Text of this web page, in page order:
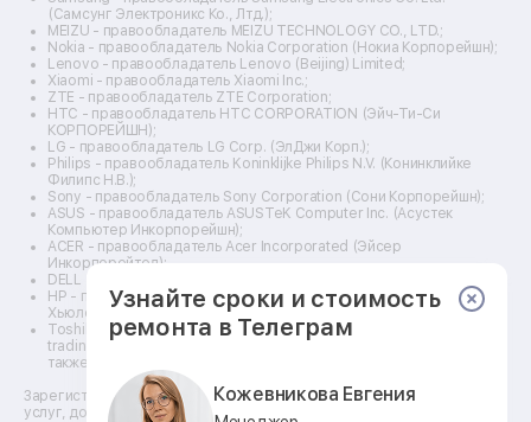
Ремонт сушилок для рук
Ремонт дальномеров
Ремонт снегоуборщиков
(Самсунг Электроникс Ко., Лтд.);
MEIZU - правообладатель MEIZU TECHNOLOGY CO., LTD.;
Nokia - правообладатель Nokia Corporation (Нокиа Корпорейшн);
Lenovo - правообладатель Lenovo (Beijing) Limited;
Xiaomi - правообладатель Xiaomi Inc.;
ZTE - правообладатель ZTE Corporation;
HTC - правообладатель HTC CORPORATION (Эйч-Ти-Си
КОРПОРЕЙШН);
LG - правообладатель LG Corp. (ЭлДжи Корп.);
Philips - правообладатель Koninklijke Philips N.V. (Конинклийке
Филипс Н.В.);
Sony - правообладатель Sony Corporation (Сони Корпорейшн);
ASUS - правообладатель ASUSTeK Computer Inc. (Асустек
Компьютер Инкорпорейшн);
ACER - правообладатель Acer Incorporated (Эйсер
Инкорпорейтед);
DELL - правообладатель Dell Inc.(Делл Инк.);
HP - правообладатель HP Hewlett-Packard Group LLC (ЭйчПи
Хьюлетт Паккард Груп ЛЛК);
Toshiba - правообладатель KABUSHIKI KAISHA TOSHIBA, also
trading as Toshiba Corporation (КАБУШИКИ КАЙША ТОШИБА
также торгующая как Тосиба Корпорейшн).
Зарегистрированные товарные знаки используются для описания
услуг, доступных в сети сервисных центров АСЦ, не связанных с
Узнайте сроки и стоимость
ремонта в Телеграм
Кожевникова Евгения